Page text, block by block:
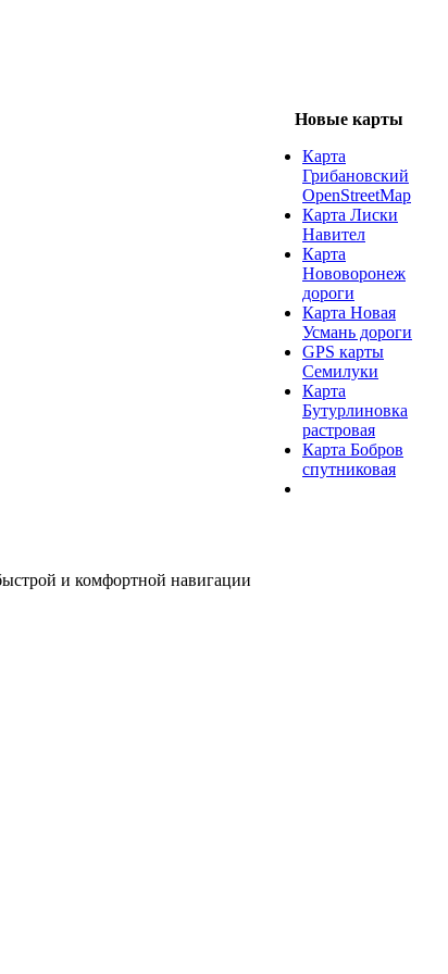
и комфортной навигации
Новые карты
Карта
Грибановский
OpenStreetMap
Карта Лиски
Навител
Карта
Нововоронеж
дороги
Карта Новая
Усмань дороги
GPS карты
Семилуки
Карта
Бутурлиновка
растровая
Карта Бобров
спутниковая